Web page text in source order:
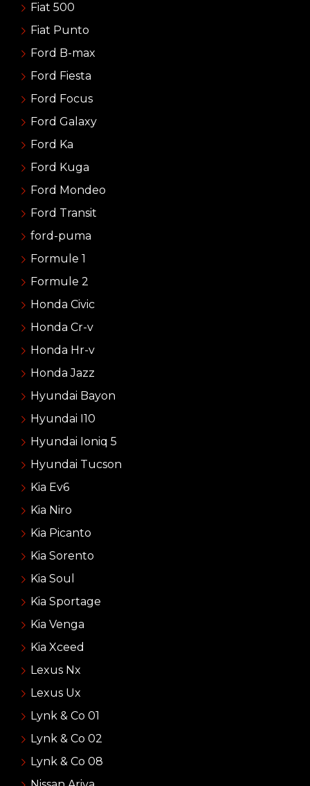
Fiat 500
Fiat Punto
Ford B-max
Ford Fiesta
Ford Focus
Ford Galaxy
Ford Ka
Ford Kuga
Ford Mondeo
Ford Transit
ford-puma
Formule 1
Formule 2
Honda Civic
Honda Cr-v
Honda Hr-v
Honda Jazz
Hyundai Bayon
Hyundai I10
Hyundai Ioniq 5
Hyundai Tucson
Kia Ev6
Kia Niro
Kia Picanto
Kia Sorento
Kia Soul
Kia Sportage
Kia Venga
Kia Xceed
Lexus Nx
Lexus Ux
Lynk & Co 01
Lynk & Co 02
Lynk & Co 08